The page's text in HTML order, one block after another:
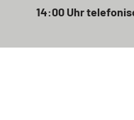
14:00 Uhr